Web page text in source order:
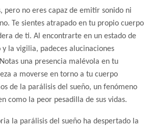
pero no eres capaz de emitir sonido ni
Te sientes atrapado en tu propio cuerpo
de ti. Al encontrarte en un estado de
y la vigilia, padeces alucinaciones
una presencia malévola en tu
a moverse en torno a tu cuerpo
de la parálisis del sueño, un fenómeno
como la peor pesadilla de sus vidas.
la parálisis del sueño ha despertado la